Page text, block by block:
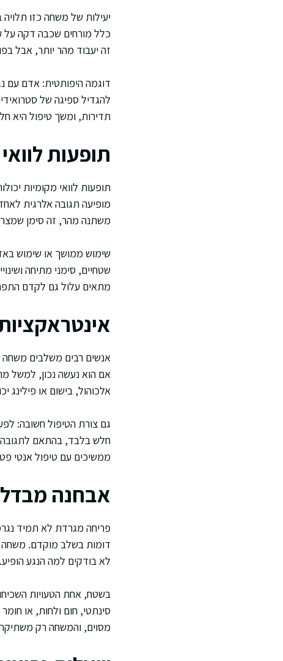
יעילות של משחה כזו
כלל מורחים שכבה דקה על
זה יעבוד מהר יותר, אבל
דוגמה היפותטית: אדם עם
להגדיל ספיגה של
תדירות, ומשך טיפול היא
תופעות
תופעות לוואי מקומיות
מופיעה תגובה אלרגית
משתנה מהר, זה סימן
שימוש ממושך או שימוש
שטחיים, סימני מתיחה
מתאים עלול גם לקדם
אנשים רבים משלבים משחה
אם הוא נעשה נכון, למשל
אלכוהול, בישום או פילינג
גם צורת הטיפול חשובה:
חלש בלבד, בהתאם
ממשיכים עם טיפול אנטי
אבחנה
פריחה מגרדת לא תמיד
דומות בשלב מוקדם. משחה
לא בודקים למה הנגע הופיע.
בשטח, אחת הטעויות
סינתטי, חום ולחות, או
מסוים, והמשחה רק משתיקה